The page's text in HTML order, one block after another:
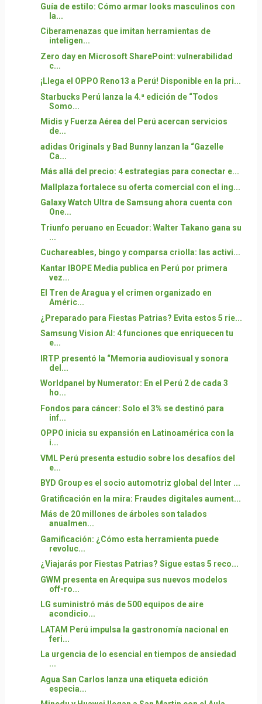
Guía de estilo: Cómo armar looks masculinos con
la...
Ciberamenazas que imitan herramientas de
inteligen...
Zero day en Microsoft SharePoint: vulnerabilidad
c...
¡Llega el OPPO Reno13 a Perú! Disponible en la pri...
Starbucks Perú lanza la 4.ª edición de “Todos
Somo...
Midis y Fuerza Aérea del Perú acercan servicios
de...
adidas Originals y Bad Bunny lanzan la “Gazelle
Ca...
Más allá del precio: 4 estrategias para conectar e...
Mallplaza fortalece su oferta comercial con el ing...
Galaxy Watch Ultra de Samsung ahora cuenta con
One...
Triunfo peruano en Ecuador: Walter Takano gana su
...
Cuchareables, bingo y comparsa criolla: las activi...
Kantar IBOPE Media publica en Perú por primera
vez...
El Tren de Aragua y el crimen organizado en
Améric...
¿Preparado para Fiestas Patrias? Evita estos 5 rie...
Samsung Vision AI: 4 funciones que enriquecen tu
e...
IRTP presentó la “Memoria audiovisual y sonora
del...
Worldpanel by Numerator: En el Perú 2 de cada 3
ho...
Fondos para cáncer: Solo el 3% se destinó para
inf...
OPPO inicia su expansión en Latinoamérica con la
i...
VML Perú presenta estudio sobre los desafíos del
e...
BYD Group es el socio automotriz global del Inter ...
Gratificación en la mira: Fraudes digitales aument...
Más de 20 millones de árboles son talados
anualmen...
Gamificación: ¿Cómo esta herramienta puede
revoluc...
¿Viajarás por Fiestas Patrias? Sigue estas 5 reco...
GWM presenta en Arequipa sus nuevos modelos
off-ro...
LG suministró más de 500 equipos de aire
acondicio...
LATAM Perú impulsa la gastronomía nacional en
feri...
La urgencia de lo esencial en tiempos de ansiedad
...
Agua San Carlos lanza una etiqueta edición
especia...